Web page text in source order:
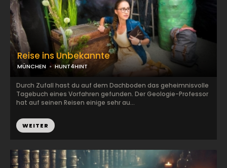
Reise ins Unbekannte
MÜNCHEN HUNT4HINT
Durch Zufall hast du auf dem Dachboden das geheimnisvolle
Tagebuch eines Vorfahren gefunden. Der Geologie-Professor
hat auf seinen Reisen einige sehr au...
WEITER